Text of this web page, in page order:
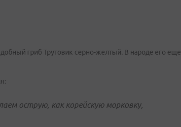
гриб Трутовик серно-желтый. В народе его еще
острую, как корейскую морковку,